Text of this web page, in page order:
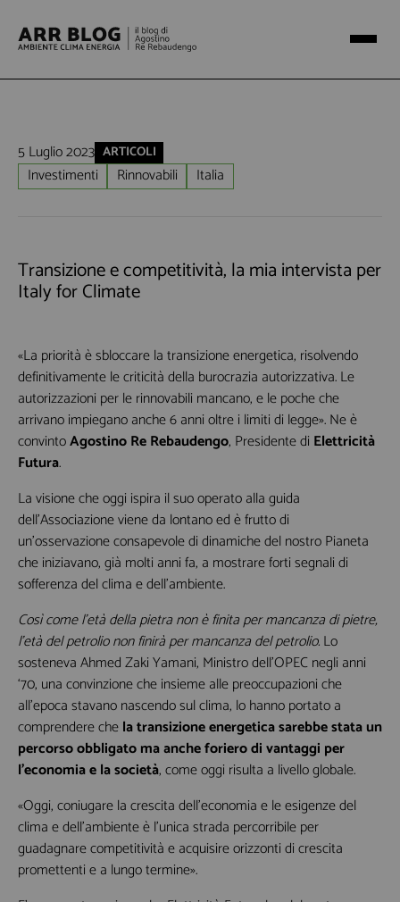
5 Luglio 2023 ARTICOLI
Investimenti Rinnovabili Italia
Transizione e competitività, la mia intervista per
Italy for Climate
«La priorità è sbloccare la transizione energetica, risolvendo
definitivamente le criticità della burocrazia autorizzativa. Le
autorizzazioni per le rinnovabili mancano, e le poche che
arrivano impiegano anche 6 anni oltre i limiti di legge». Ne è
convintoAgostino Re Rebaudengo, Presidente di Elettricità
Futura.
La visione che oggi ispira il suo operato alla guida
dell’Associazione viene da lontano ed è frutto di
un’osservazione consapevole di dinamiche del nostro Pianeta
che iniziavano, già molti anni fa, a mostrare forti segnali di
sofferenza del clima e dell’ambiente.
Così come l’età della pietra non è finita per mancanza di pietre,
l’età del petrolio non finiràper mancanza del petrolio.Lo
sosteneva Ahmed Zaki Yamani, Ministro dell’OPEC negli anni
‘70, una convinzione che insieme alle preoccupazioni che
all’epoca stavano nascendo sul clima, lo hanno portato a
comprendere chela transizione energetica sarebbe stata un
percorso obbligato ma anche foriero di vantaggi per
l’economia e la società, come oggi risulta a livello globale.
«Oggi, coniugare la crescita dell’economia e le esigenze del
clima e dell’ambiente è l’unica strada percorribile per
guadagnare competitività e acquisire orizzonti di crescita
promettenti e a lungo termine».